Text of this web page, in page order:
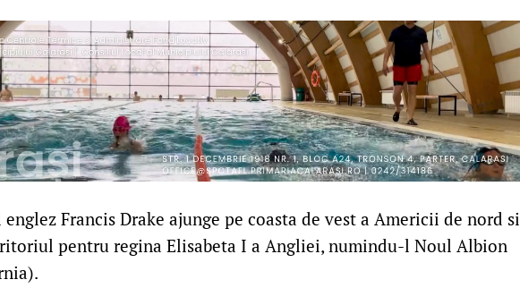
englez Francis Drake ajunge pe coasta de vest a Americii de nord si
pentru regina Elisabeta I a Angliei, numindu-l Noul Albion